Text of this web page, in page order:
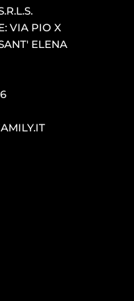
VIA PIO X
ELENA